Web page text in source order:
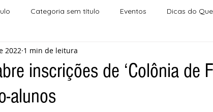
Categoria sem título Eventos Dicas do
2024 Política
inscrições de ‘Colônia de
alunos
2022 1 min de leitura